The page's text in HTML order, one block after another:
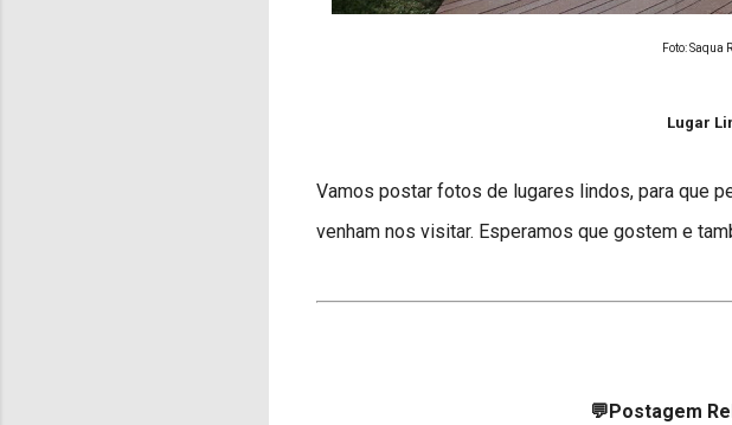
Foto: Saqua
Lugar
Vamos postar fotos de lugares lindos, para que
venham nos visitar. Esperamos que gostem e
💬Postagem